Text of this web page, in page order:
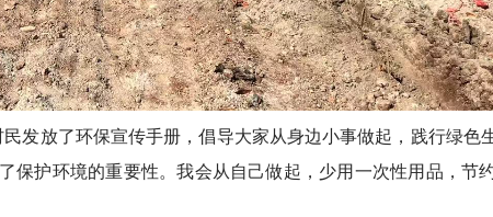
放了环保宣传手册，倡导大家从身边小事做起，践行绿色
保护环境的重要性。我会从自己做起，少用一次性用品，节